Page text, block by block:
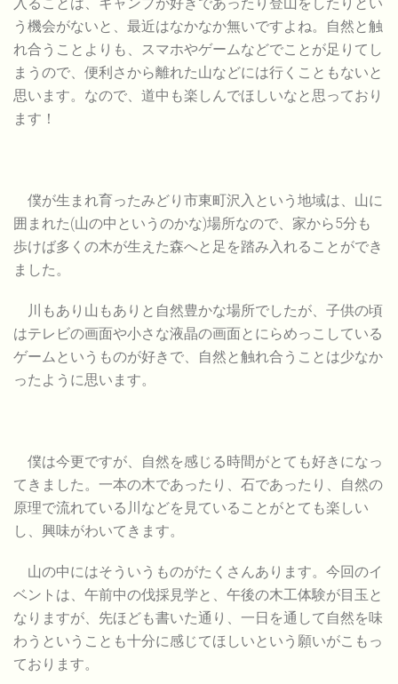
う機会がないと、最近はなかなか無いですよね。自然と触
れ合うことよりも、スマホやゲームなどでことが足りてし
まうので、便利さから離れた山などには行くこともないと
思います。なので、道中も楽しんでほしいなと思っており
ます！
僕が生まれ育ったみどり市東町沢入という地域は、山に
囲まれた(山の中というのかな)場所なので、家から5分も
歩けば多くの木が生えた森へと足を踏み入れることができ
ました。
川もあり山もありと自然豊かな場所でしたが、子供の頃
はテレビの画面や小さな液晶の画面とにらめっこしている
ゲームというものが好きで、自然と触れ合うことは少なか
ったように思います。
僕は今更ですが、自然を感じる時間がとても好きになっ
てきました。一本の木であったり、石であったり、自然の
原理で流れている川などを見ていることがとても楽しい
し、興味がわいてきます。
山の中にはそういうものがたくさんあります。今回のイ
ベントは、午前中の伐採見学と、午後の木工体験が目玉と
なりますが、先ほども書いた通り、一日を通して自然を味
わうということも十分に感じてほしいという願いがこもっ
ております。